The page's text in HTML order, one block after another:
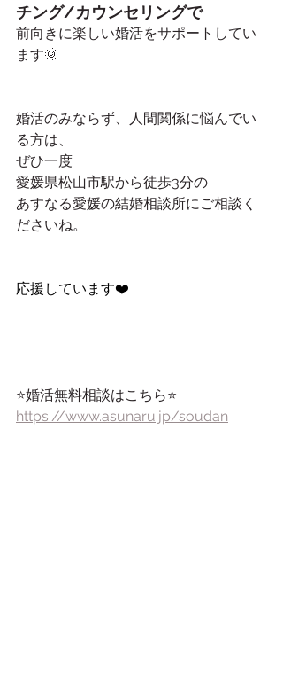
チング/カウンセリングで
前向きに楽しい婚活をサポートしてい
ます🌞
婚活のみならず、人間関係に悩んでい
る方は、
ぜひ一度
愛媛県松山市駅から徒歩3分の
あすなる愛媛の結婚相談所にご相談く
ださいね。
応援しています❤️
⭐️婚活無料相談はこちら⭐️
https://www.asunaru.jp/soudan